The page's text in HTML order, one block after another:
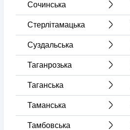
Сочинська
Стерлітамацька
Суздальська
Таганрозька
Таганська
Таманська
Тамбовська